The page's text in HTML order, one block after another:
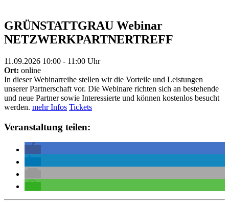
GRÜNSTATTGRAU Webinar
NETZWERKPARTNERTREFF
11.09.2026 10:00 - 11:00 Uhr
Ort: online
In dieser Webinarreihe stellen wir die Vorteile und Leistungen
unserer Partnerschaft vor. Die Webinare richten sich an bestehende
und neue Partner sowie Interessierte und können kostenlos besucht
werden. mehr Infos Tickets
Veranstaltung teilen: